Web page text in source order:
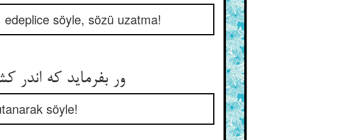
söyle, sözü uzatma!
ور بفرماید که
söyle!